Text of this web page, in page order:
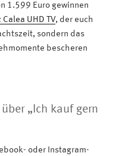
1.599 Euro gewinnen
Calea UHD TV, der euch
sondern das
bescheren
„Ich kauf gern
oder Instagram-